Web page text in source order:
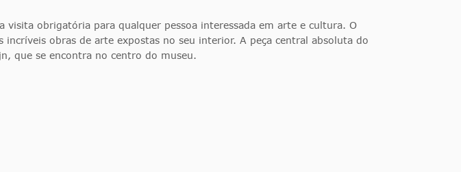
visita obrigatória para qualquer pessoa interessada em arte e cultura. O
obras de arte expostas no seu interior. A peça central absoluta do
que se encontra no centro do museu.